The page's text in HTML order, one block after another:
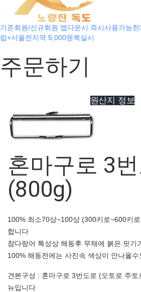
기존회원/신규회원 앱다운시 즉시사용가능
립+서울전지역 5,000원퀵실시
주문하기
원산지 정보
혼마구로 3
(800g)
100% 최소70상~100상 (300키로~600키
합니다
참다랑어 특성상 해동후 무채에 붉은 핏기
100% 해동전에는 사진속 색상이 안나올
견본구성 : 혼마구로 3번도로 (오토로 주
뉴입니다